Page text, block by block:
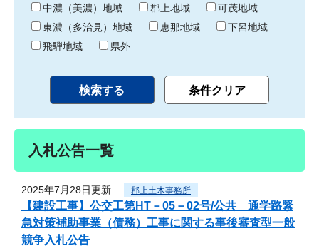
中濃（美濃）地域
郡上地域
可茂地域
東濃（多治見）地域
恵那地域
下呂地域
飛騨地域
県外
入札公告一覧
2025年7月28日更新 郡上土木事務所
【建設工事】公交工第HT－05－02号/公共 通学路緊
急対策補助事業（債務）工事に関する事後審査型一般
競争入札公告